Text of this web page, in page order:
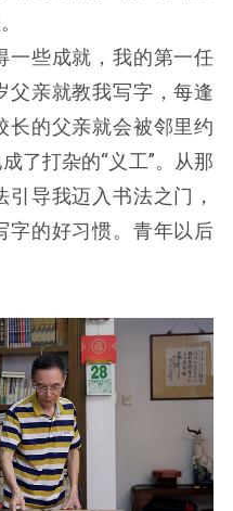
一些成就，我的第一任
父亲就教我写字，每逢
长的父亲就会被邻里约
了打杂的“义工”。从那
导我迈入书法之门，
字的好习惯。青年以后